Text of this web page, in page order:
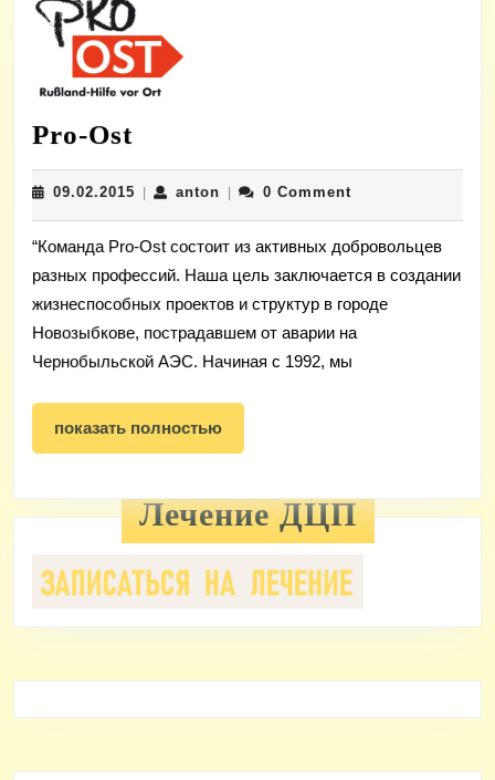
Pro-Ost
Ost
09.02.2015 09.02.2015
| antonanton
| 0 Comment
“Команда Pro-Ost состоит из активных добровольцев
разных профессий. Наша цель заключается в создании
жизнеспособных проектов и структур в городе
Новозыбкове, пострадавшем от аварии на
Чернобыльской АЭС. Начиная с 1992, мы
показать полностьюпоказать
полностью
Лечение ДЦП